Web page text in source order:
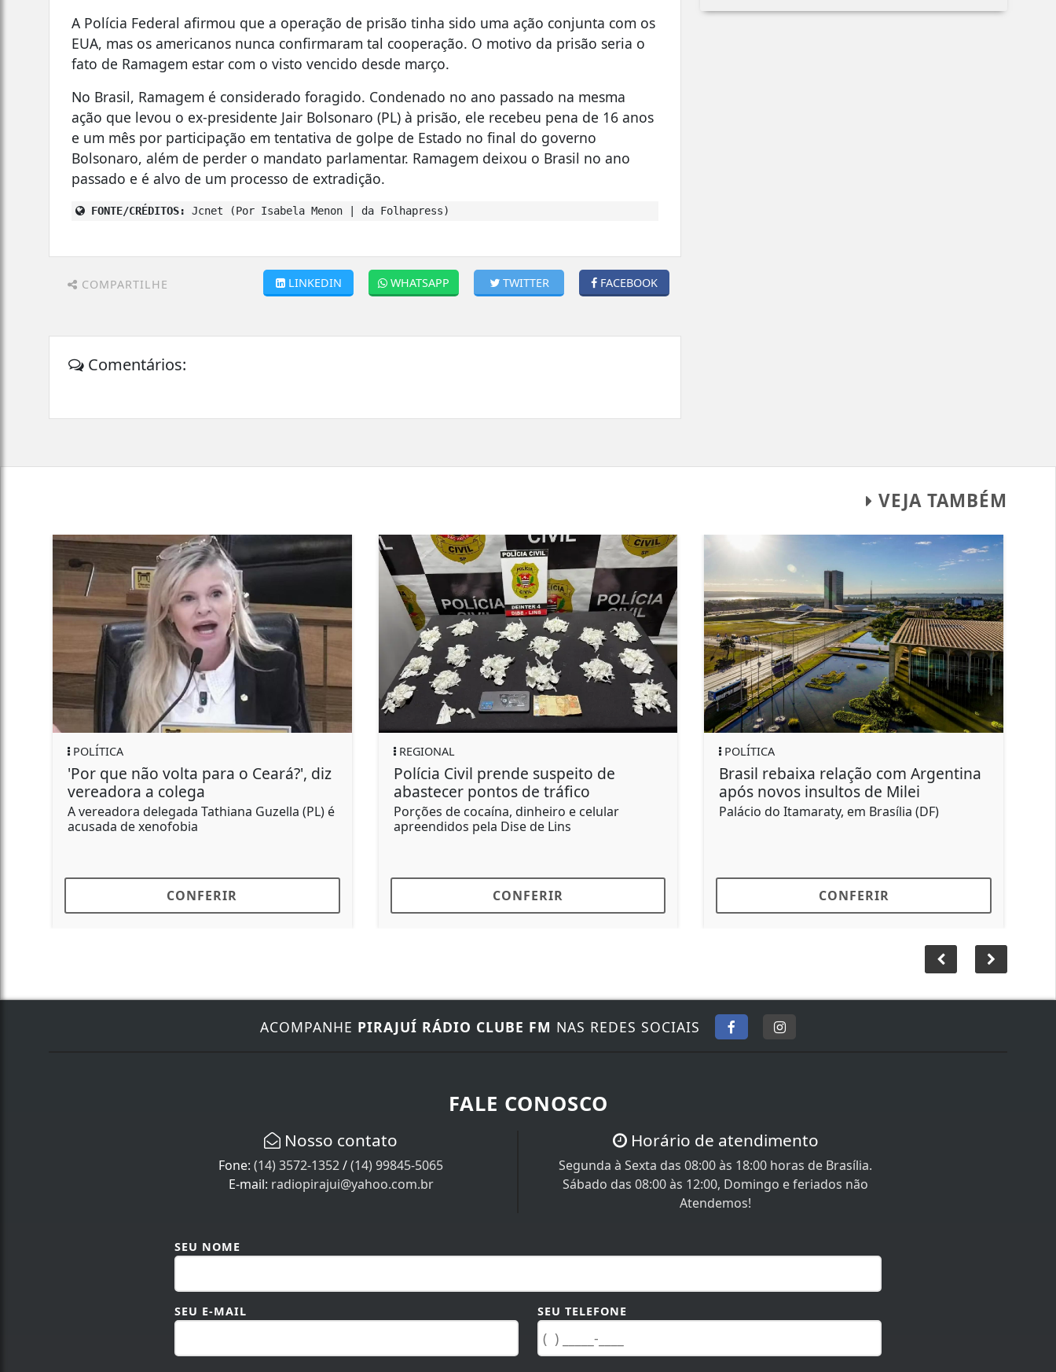
A Polícia Federal afirmou que a operação de prisão tinha sido uma ação conjunta com os
EUA, mas os americanos nunca confirmaram tal cooperação. O motivo da prisão seria o
fato de Ramagem estar com o visto vencido desde março.
No Brasil, Ramagem é considerado foragido. Condenado no ano passado na mesma
ação que levou o ex-presidente Jair Bolsonaro (PL) à prisão, ele recebeu pena de 16 anos
e um mês por participação em tentativa de golpe de Estado no final do governo
Bolsonaro, além de perder o mandato parlamentar. Ramagem deixou o Brasil no ano
passado e é alvo de um processo de extradição.
FONTE/CRÉDITOS: Jcnet (Por Isabela Menon | da Folhapress)
COMPARTILHE FACEBOOK
TWITTER
WHATSAPP
LINKEDIN
Comentários:
VEJA TAMBÉM
POLÍTICA
'Por que não volta para o Ceará?', diz
vereadora a colega
A vereadora delegada Tathiana Guzella (PL) é
acusada de xenofobia
CONFERIR
REGIONAL
Polícia Civil prende suspeito de
abastecer pontos de tráfico
Porções de cocaína, dinheiro e celular
apreendidos pela Dise de Lins
CONFERIR
POLÍTICA
Brasil rebaixa relação com Argentina
após novos insultos de Milei
Palácio do Itamaraty, em Brasília (DF)
CONFERIR
Empresas
ACOMPANHE PIRAJUÍ RÁDIO CLUBE FM NAS REDES SOCIAIS
FALE CONOSCO
Nosso contato
Fone:(14) 3572-1352/(14) 99845-5065
E-mail: radiopirajui@yahoo.com.br
Horário de atendimento
Segunda à Sexta das 08:00 às 18:00 horas de Brasília.
Sábado das 08:00 às 12:00, Domingo e feriados não
Atendemos!
SEU NOME
SEU E-MAIL SEU TELEFONE